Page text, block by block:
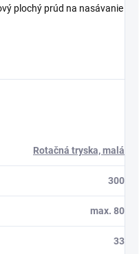
plochý prúd na nasávanie
Rotačná tryska, malá
300
max. 80
33